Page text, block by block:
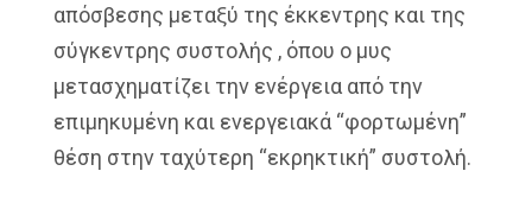
απόσβεσης μεταξύ της έκκεντρης και της
σύγκεντρης συστολής , όπου ο μυς
μετασχηματίζει την ενέργεια από την
επιμηκυμένη και ενεργειακά “φορτωμένη”
θέση στην ταχύτερη “εκρηκτική” συστολή.